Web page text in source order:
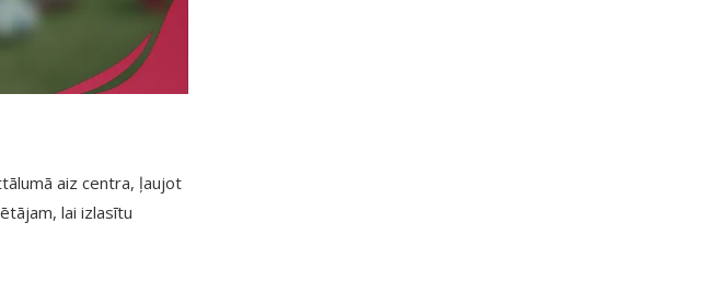
aiz centra, ļaujot
lai izlasītu